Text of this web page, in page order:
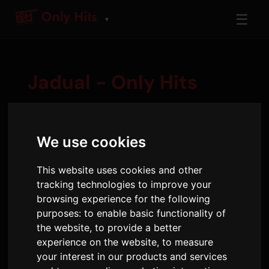
We use cookies
This website uses cookies and other
tracking technologies to improve your
browsing experience for the following
purposes:to enable basic functionality of
the website,to provide a better
experience on the website,to measure
your interest in our products and services
▼ ☰
Jadual - Only Hits
Jumaat 7 Ogo
06:00 - 10:00
Vince
Vince
4 jam sehari, dengan suaranya yang manis...
(tidak begitu manis sebenarnya)